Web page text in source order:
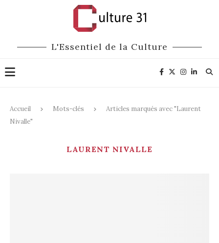
L'Essentiel de la Culture
Accueil Mots-clés
Articles marqués avec "Laurent
Nivalle"
LAURENT NIVALLE